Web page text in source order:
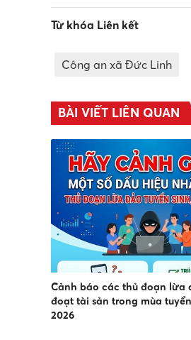
Từ khóa Liên kết
Công an xã Đức Linh
BÀI VIẾT LIÊN QUAN
Cảnh báo các thủ đoạn lừa
đoạt tài sản trong mùa
2026